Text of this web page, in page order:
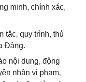
minh, chính xác,
tắc, quy trình, thủ
Đảng.
nội dung, động
nhân vi phạm,